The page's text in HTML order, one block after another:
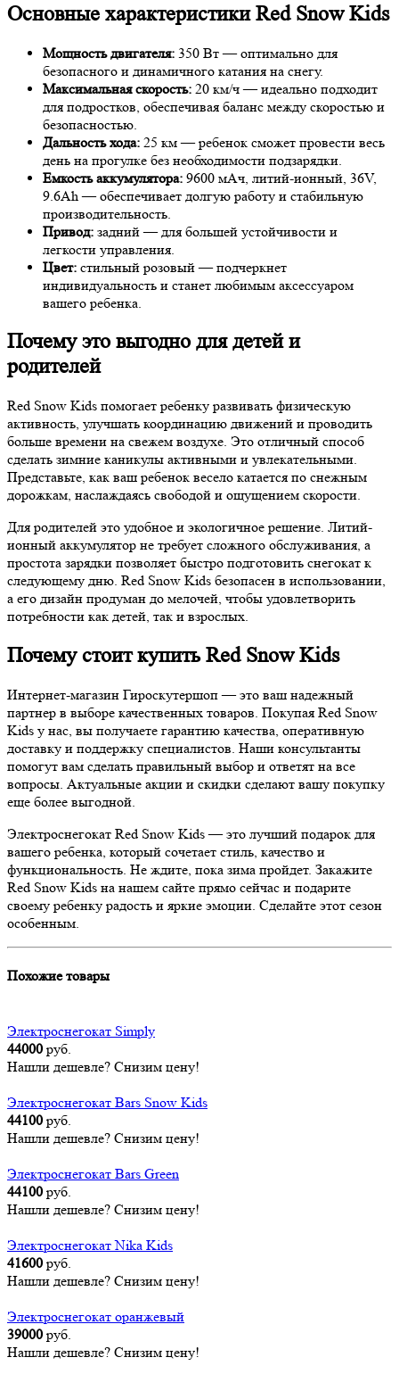
Основные характеристики Red Snow Kids
Мощность двигателя: 350 Вт — оптимально для
безопасного и динамичного катания на снегу.
Максимальная скорость: 20 км/ч — идеально подходит
для подростков, обеспечивая баланс между скоростью и
безопасностью.
Дальность хода: 25 км — ребенок сможет провести весь
день на прогулке без необходимости подзарядки.
Емкость аккумулятора: 9600 мАч, литий-ионный, 36V,
9.6Ah — обеспечивает долгую работу и стабильную
производительность.
Привод: задний — для большей устойчивости и
легкости управления.
Цвет: стильный розовый — подчеркнет
индивидуальность и станет любимым аксессуаром
вашего ребенка.
Почему это выгодно для детей и
родителей
Red Snow Kids помогает ребенку развивать физическую
активность, улучшать координацию движений и проводить
больше времени на свежем воздухе. Это отличный способ
сделать зимние каникулы активными и увлекательными.
Представьте, как ваш ребенок весело катается по снежным
дорожкам, наслаждаясь свободой и ощущением скорости.
Для родителей это удобное и экологичное решение. Литий-
ионный аккумулятор не требует сложного обслуживания, а
простота зарядки позволяет быстро подготовить снегокат к
следующему дню. Red Snow Kids безопасен в использовании,
а его дизайн продуман до мелочей, чтобы удовлетворить
потребности как детей, так и взрослых.
Почему стоит купить Red Snow Kids
Интернет-магазин Гироскутершоп — это ваш надежный
партнер в выборе качественных товаров. Покупая Red Snow
Kids у нас, вы получаете гарантию качества, оперативную
доставку и поддержку специалистов. Наши консультанты
помогут вам сделать правильный выбор и ответят на все
вопросы. Актуальные акции и скидки сделают вашу покупку
еще более выгодной.
Электроснегокат Red Snow Kids — это лучший подарок для
вашего ребенка, который сочетает стиль, качество и
функциональность. Не ждите, пока зима пройдет. Закажите
Red Snow Kids на нашем сайте прямо сейчас и подарите
своему ребенку радость и яркие эмоции. Сделайте этот сезон
особенным.
Похожие товары
Электроснегокат Simply
44000 руб.
Нашли дешевле? Снизим цену!
Электроснегокат Bars Snow Kids
44100 руб.
Нашли дешевле? Снизим цену!
Электроснегокат Bars Green
44100 руб.
Нашли дешевле? Снизим цену!
Электроснегокат Nika Kids
41600 руб.
Нашли дешевле? Снизим цену!
Электроснегокат оранжевый
39000 руб.
Нашли дешевле? Снизим цену!